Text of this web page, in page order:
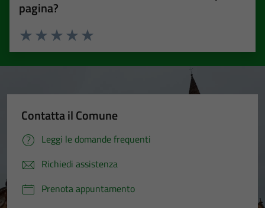
pagina?
Valuta 5 stelle su 5
Valuta 4 stelle su 5
Valuta 3 stelle su 5
Valuta 2 stelle su 5
Valuta 1 stelle su 5
Contatta il Comune
Leggi le domande frequenti
Richiedi assistenza
Prenota appuntamento